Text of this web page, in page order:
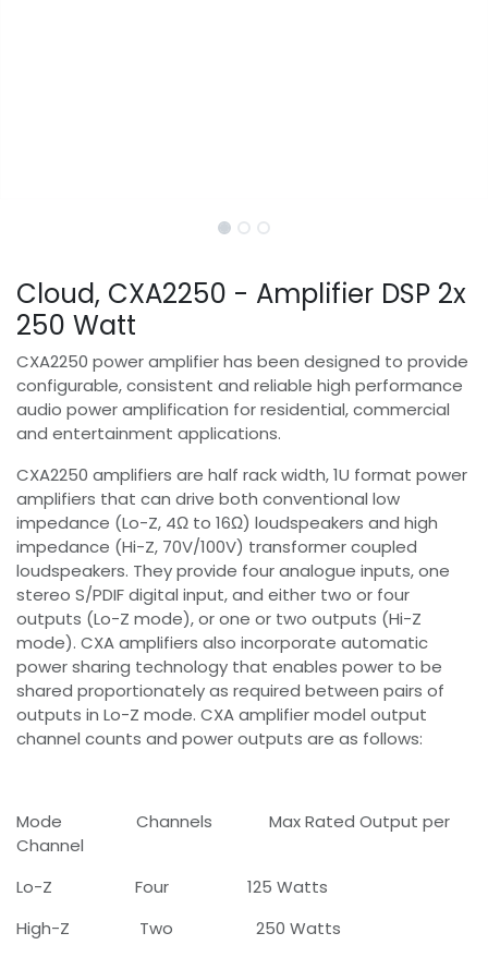
Cloud, CXA2250 - Amplifier DSP 2x
250 Watt
CXA2250 power amplifier has been designed to provide
configurable, consistent and reliable high performance
audio power amplification for residential, commercial
and entertainment applications.
CXA2250 amplifiers are half rack width, 1U format power
amplifiers that can drive both conventional low
impedance (Lo-Z, 4Ω to 16Ω) loudspeakers and high
impedance (Hi-Z, 70V/100V) transformer coupled
loudspeakers. They provide four analogue inputs, one
stereo S/PDIF digital input, and either two or four
outputs (Lo-Z mode), or one or two outputs (Hi-Z
mode). CXA amplifiers also incorporate automatic
power sharing technology that enables power to be
shared proportionately as required between pairs of
outputs in Lo-Z mode. CXA amplifier model output
channel counts and power outputs are as follows:
Mode Channels Max Rated Output per
Channel
Lo-Z Four 125 Watts
High-Z Two 250 Watts